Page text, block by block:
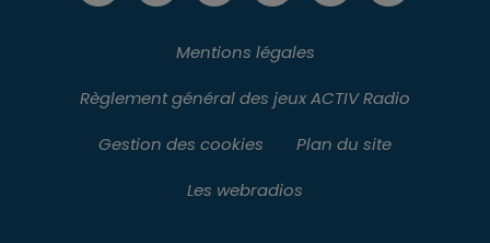
Mentions légales
Règlement général des jeux ACTIV Radio
Gestion des cookies
Plan du site
Les webradios